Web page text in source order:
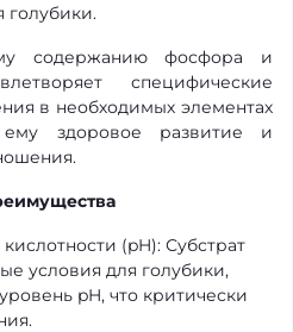
голубики.
содержанию фосфора и
специфические
в необходимых элементах
ему здоровое развитие и
(pH): Субстрат
условия для голубики,
pH, что критически